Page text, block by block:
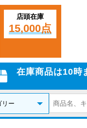
店頭在庫
15,000点
在庫商品は10時